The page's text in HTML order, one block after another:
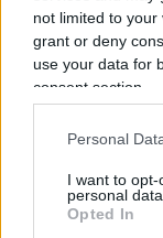
not limited to your
grant or deny
use your data for
consent section.
Personal
I want to
personal data.
Opted In
diLeopoldo